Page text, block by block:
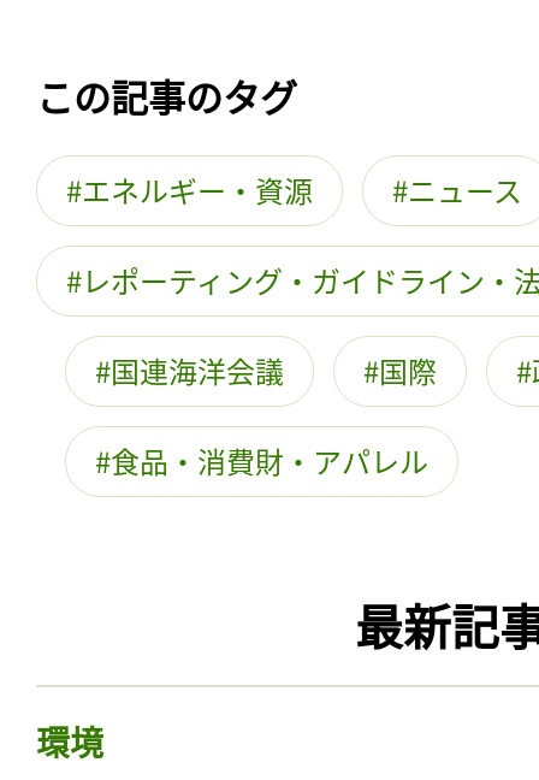
この記事のタグ
エネルギー・資源 ニュース
レポーティング・ガイドライン・
国連海洋会議 国際
食品・消費財・アパレル
最新記
環境